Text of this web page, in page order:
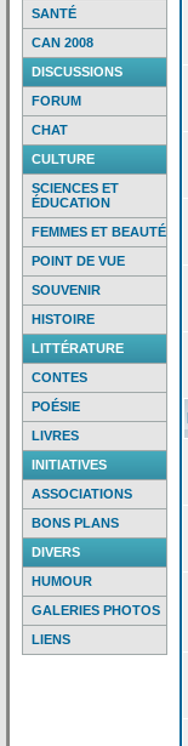
SANTÉ
CAN 2008
DISCUSSIONS
FORUM
CHAT
CULTURE
SCIENCES ET
ÉDUCATION
FEMMES ET BEAUTÉ
POINT DE VUE
SOUVENIR
HISTOIRE
LITTÉRATURE
CONTES
POÉSIE
LIVRES
INITIATIVES
ASSOCIATIONS
BONS PLANS
DIVERS
HUMOUR
GALERIES PHOTOS
LIENS